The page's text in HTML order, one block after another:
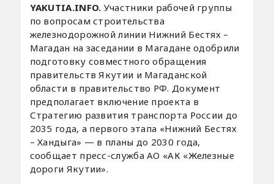
YAKUTIA.INFO. Участники рабочей группы
по вопросам строительства
железнодорожной линии Нижний Бестях –
Магадан на заседании в Магадане одобрили
подготовку совместного обращения
правительств Якутии и Магаданской
области в правительство РФ. Документ
предполагает включение проекта в
Стратегию развития транспорта России до
2035 года, а первого этапа «Нижний Бестях
– Хандыга» — в планы до 2030 года,
сообщает пресс-служба АО «АК «Железные
дороги Якутии».